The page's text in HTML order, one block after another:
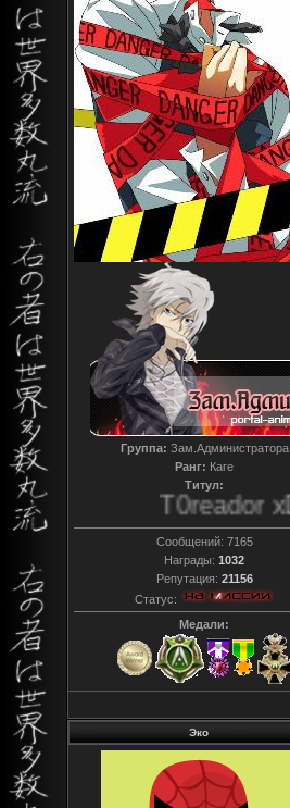
Группа: Зам.Администратора
Ранг: Каге
Титул:
T0reador xD
Сообщений: 7165
Награды: 1032
Репутация: 21156
Статус:
Медали:
Эко